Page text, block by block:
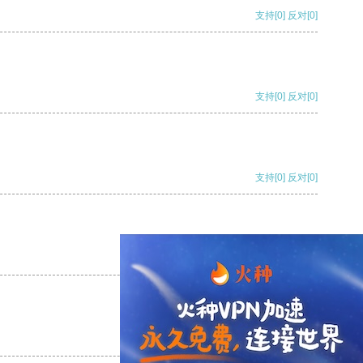
支持[0] 反对[0]
支持[0] 反对[0]
支持[0] 反对[0]
支持 [0] 反对[0]